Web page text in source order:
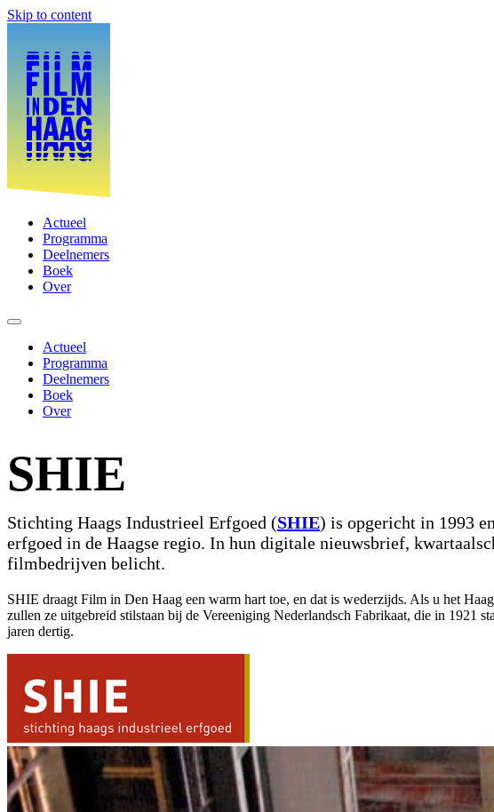
Skip to content
Actueel
Programma
Deelnemers
Boek
Over
Actueel
Programma
Deelnemers
Boek
Over
SHIE
Stichting Haags Industrieel Erfgoed (SHIE) is opgericht in 1993
erfgoed in de Haagse regio. In hun digitale nieuwsbrief,
filmbedrijven belicht.
SHIE draagt Film in Den Haag een warm hart toe, en dat is wederzijds. Als u het
zullen ze uitgebreid stilstaan bij de Vereeniging Nederlandsch Fabrikaat, die in 1921
jaren dertig.